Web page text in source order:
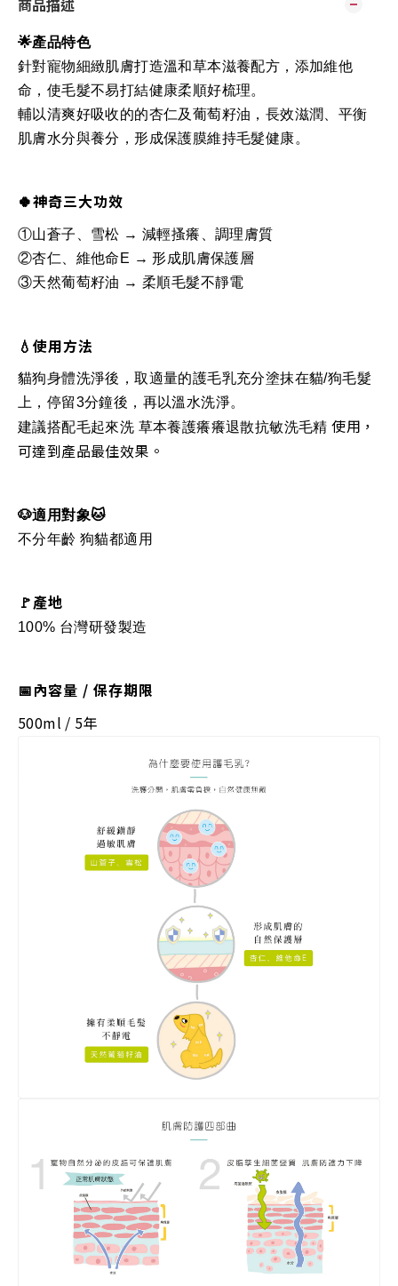
商品描述
🌟產品特色
針對寵物細緻肌膚打造溫和草本滋養配方，添加維他
命，使毛髮不易打結健康柔順好梳理。
輔以清爽好吸收的的杏仁及葡萄籽油，長效滋潤、平衡
肌膚水分與養分，形成保護膜維持毛髮健康。
🍀神奇三大功效
①山蒼子、雪松 → 減輕搔癢、調理膚質
②杏仁、維他命E → 形成肌膚保護層
③天然葡萄籽油 → 柔順毛髮不靜電
💧使用方法
貓狗身體洗淨後，取適量的護毛乳充分塗抹在貓/狗毛髮
上，停留3分鐘後，再以溫水洗淨。
建議搭配毛起來洗 草本養護癢癢退散抗敏洗毛精 使用 ，
可達到產品最佳效果。
🐶適用對象🐱
不分年齡 狗貓都適用
🚩產地
100% 台灣研發製造
📅內容量 / 保存期限
500ml / 5年